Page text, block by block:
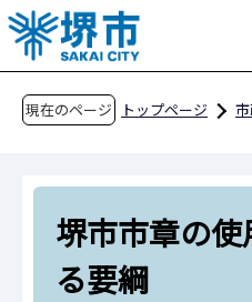
こ
の
ペ
現在のページ トップページ
総規
堺市市章
堺市市章の
る要綱